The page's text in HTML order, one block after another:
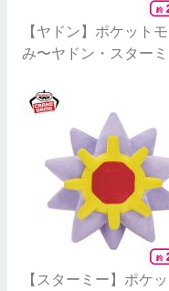
【ヤドン】ポケット
み〜ヤドン・スター
【スターミー】ポケ